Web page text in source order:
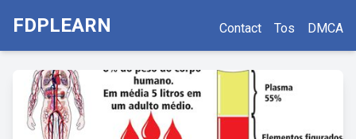
FDPLEARN Contact Tos DMCA